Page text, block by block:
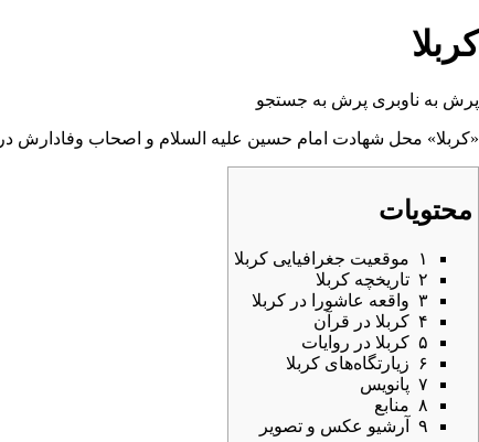
کربلا
پرش به ناوبری پرش به جستجو
«کربلا» محل شهادت امام حسین علیه السلام و اصحاب وفادارش در
محتویات
۱
موقعیت جغرافیایی کربلا
۲ تاریخچه کربلا
۳ واقعه عاشورا در کربلا
۴ کربلا در قرآن
۵ کربلا در روایات
۶
زیارتگاه‌هاى کربلا
۷ پانویس
۸ منابع
۹
آرشیو عکس و تصویر